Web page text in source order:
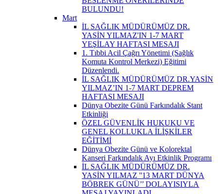
BULUNDU!
Mart
İL SAĞLIK MÜDÜRÜMÜZ DR.
YASİN YILMAZ'IN 1-7 MART
YEŞİLAY HAFTASI MESAJI
1. Tıbbi Acil Çağrı Yönetimi (Sağlık
Komuta Kontrol Merkezi) Eğitimi
Düzenlendi.
İL SAĞLIK MÜDÜRÜMÜZ DR.YASİN
YILMAZ’IN 1-7 MART DEPREM
HAFTASI MESAJI
Dünya Obezite Günü Farkındalık Stant
Etkinliği
ÖZEL GÜVENLİK HUKUKU VE
GENEL KOLLUKLA İLİŞKİLER
EĞİTİMİ
Dünya Obezite Günü ve Kolorektal
Kanseri Farkındalık Ayı Etkinlik Programı
İL SAĞLIK MÜDÜRÜMÜZ DR.
YASİN YILMAZ ''13 MART DÜNYA
BÖBREK GÜNÜ’’ DOLAYISIYLA